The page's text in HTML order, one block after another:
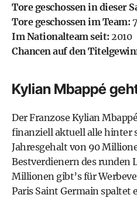
Tore geschossen in dieser
Tore geschossen im Team:
Im Nationalteam seit: 2010
Chancen auf den
Kylian Mbappé
Der Franzose Kylian
finanziell aktuell alle hinter
Jahresgehalt von 90
Bestverdienern des runden
Millionen gibt’s für
Paris Saint Germain spaltet